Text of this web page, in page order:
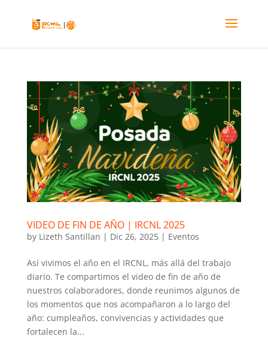
VIDEO DE FIN DE AÑO | IRCNL 2025
by Lizeth Santillan | Dic 26, 2025| Eventos
Así vivimos el año en el IRCNL, más allá del trabajo
diario. Te compartimos el video de fin de año de
nuestros colaboradores, donde reunimos algunos de
los momentos que nos acompañaron a lo largo del
año: cumpleaños, convivencias y actividades que
fortalecen la...